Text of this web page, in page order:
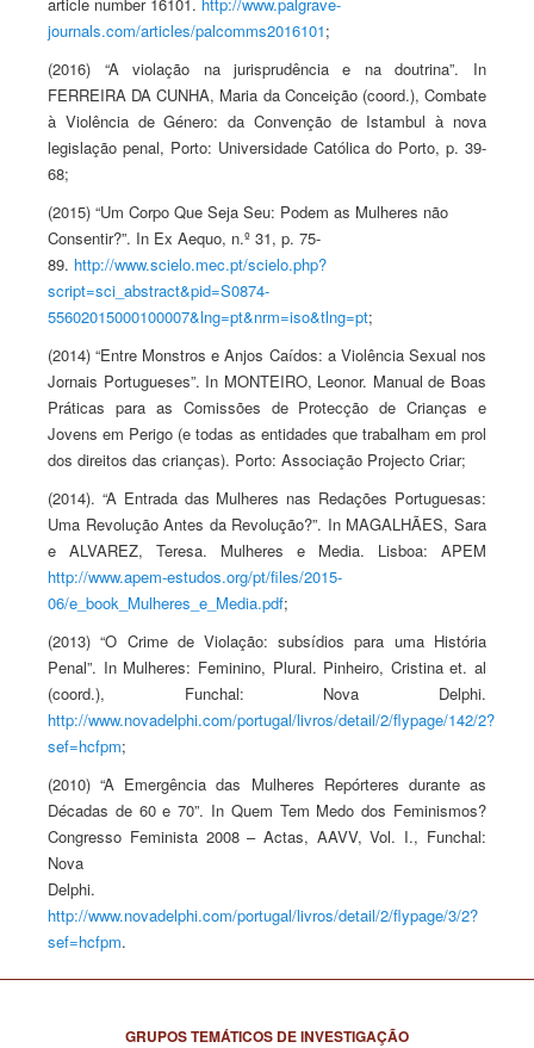
journals.com/articles/palcomms2016101;
(2016) “A violação na jurisprudência e na doutrina”. In
FERREIRA DA CUNHA, Maria da Conceição (coord.), Combate
à Violência de Género: da Convenção de Istambul à nova
legislação penal, Porto: Universidade Católica do Porto, p. 39-
68;
(2015) “Um Corpo Que Seja Seu: Podem as Mulheres não
Consentir?”. In Ex Aequo, n.º 31, p. 75-
89. http://www.scielo.mec.pt/scielo.php?
script=sci_abstract&pid=S0874-
55602015000100007&lng=pt&nrm=iso&tlng=pt;
(2014) “Entre Monstros e Anjos Caídos: a Violência Sexual nos
Jornais Portugueses”. In MONTEIRO, Leonor. Manual de Boas
Práticas para as Comissões de Protecção de Crianças e
Jovens em Perigo (e todas as entidades que trabalham em prol
dos direitos das crianças). Porto: Associação Projecto Criar;
(2014). “A Entrada das Mulheres nas Redações Portuguesas:
Uma Revolução Antes da Revolução?”. In MAGALHÃES, Sara
e ALVAREZ, Teresa. Mulheres e Media. Lisboa: APEM
http://www.apem-estudos.org/pt/files/2015-
06/e_book_Mulheres_e_Media.pdf;
(2013) “O Crime de Violação: subsídios para uma História
Penal”. In Mulheres: Feminino, Plural. Pinheiro, Cristina et. al
(coord.), Funchal: Nova Delphi.
http://www.novadelphi.com/portugal/livros/detail/2/flypage/142/2?
sef=hcfpm;
(2010) “A Emergência das Mulheres Repórteres durante as
Décadas de 60 e 70”. In Quem Tem Medo dos Feminismos?
Congresso Feminista 2008 – Actas, AAVV, Vol. I., Funchal:
Nova
Delphi.
http://www.novadelphi.com/portugal/livros/detail/2/flypage/3/2?
sef=hcfpm.
GRUPOS TEMÁTICOS DE INVESTIGAÇÃO